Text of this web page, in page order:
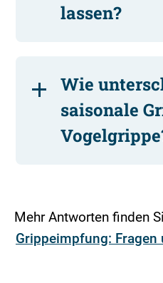
lassen?
Wie
saisonale
Mehr Antworten finden
Grippeimpfung: Fragen